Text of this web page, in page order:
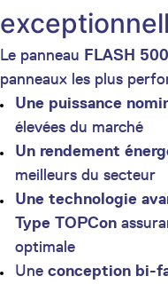
Le panneau FLASH 500
panneaux les plus
Une puissance
élevées du marché
Un rendement
meilleurs du secteur
Une technologie
Type TOPCon
optimale
Une conception bi-